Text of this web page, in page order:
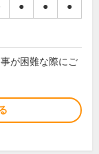
● ● ●
が困難な際にご